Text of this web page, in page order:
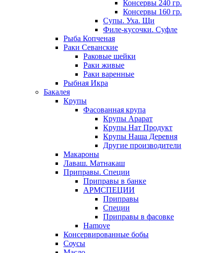
Консервы 240 гр.
Консервы 160 гр.
Супы. Уха. Щи
Филе-кусочки. Суфле
Рыба Копченая
Раки Севанские
Раковые шейки
Раки живые
Раки варенные
Рыбная Икра
Бакалея
Крупы
Фасованная крупа
Крупы Арарат
Крупы Нат Продукт
Крупы Наша Деревня
Другие производители
Макароны
Лаваш. Матнакаш
Приправы. Специи
Приправы в банке
АРМСПЕЦИИ
Приправы
Специи
Приправы в фасовке
Hamove
Консервированные бобы
Соусы